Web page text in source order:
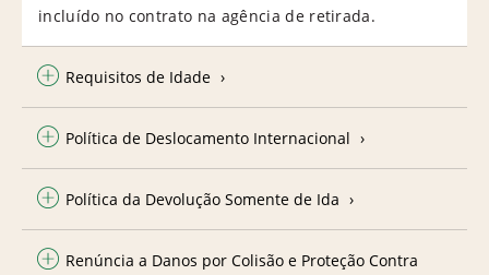
incluído no contrato na agência de retirada.
Requisitos de Idade
Política de Deslocamento Internacional
Política da Devolução Somente de Ida
Renúncia a Danos por Colisão e Proteção Contra